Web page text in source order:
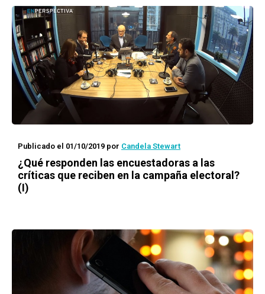
Publicado el 01/10/2019 por Candela Stewart
¿Qué responden las encuestadoras a las
críticas que reciben en la campaña electoral?
(I)